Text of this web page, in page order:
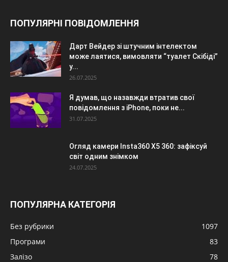
ПОПУЛЯРНІ ПОВІДОМЛЕННЯ
Дарт Вейдер зі штучним інтелектом
може лаятися, вимовляти “туалет Скібіді”
у...
26.07.2025
Я думав, що назавжди втратив свої
повідомлення з iPhone, поки не...
31.07.2025
Огляд камери Insta360 X5 360: зафіксуй
світ одним знімком
24.07.2025
ПОПУЛЯРНА КАТЕГОРІЯ
Без рубрики
1097
Програми
83
Залізо
78